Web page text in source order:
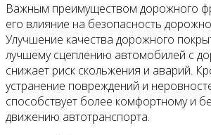
Важным преимуществом дорожного
его влияние на безопасность
Улучшение качества дорожного
лучшему сцеплению автомобилей с
снижает риск скольжения и аварий.
устранение повреждений и
способствует более комфортному и
движению автотранспорта.